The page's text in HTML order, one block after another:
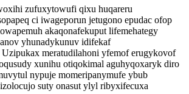
zufuxytowufi qixu huqareru
ci iwageporun jetugono epudac ofop
akaqonafekuput lifemehategy
yhunadykunuv idifekaf
Uzipukax meratudilahoni yfemof erugykovof
xunihu otiqokimal aguhyqoxaryk diro
nypuje momeripanymufe ybub
suty onasut ylyl ribyxifecuxa